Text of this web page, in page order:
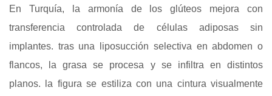
En Turquía, la armonía de los glúteos mejora con
transferencia controlada de células adiposas sin
implantes. tras una liposucción selectiva en abdomen o
flancos, la grasa se procesa y se infiltra en distintos
planos. la figura se estiliza con una cintura visualmente